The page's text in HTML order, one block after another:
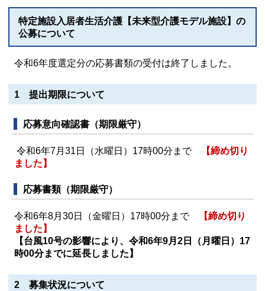
特定施設入居者生活介護【未来型介護モデル施設】の
公募について
令和6年度選定分の応募書類の受付は終了しました。
1 提出期限について
応募意向確認書（期限厳守）
令和6年7月31日（水曜日）17時00分まで
【締め切り
ました】
応募書類（期限厳守）
令和6年8月30日（金曜日）17時00分まで
【締め切り
ました】
【台風10号の影響により、令和6年9月2日（月曜日）17
時00分までに延長しました】
2 募集状況について